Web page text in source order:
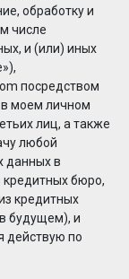
обработку и
числе
и (или) иных
посредством
моем личном
лиц, а также
любой
данных в
бюро,
кредитных
будущем), и
действую по